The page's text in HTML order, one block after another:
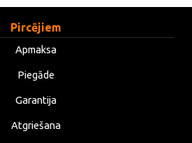
Pircējiem
Apmaksa
Piegāde
Garantija
Atgriešana